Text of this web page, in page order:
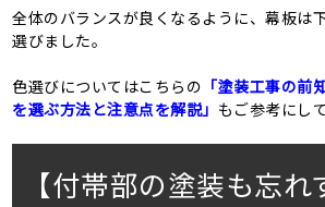
全体のバランスが良くなるように、幕板は
選びました。
色選びについてはこちらの 「塗装工事の前
を選ぶ方法と注意点を解説」 もご参考にし
【付帯部の塗装も忘れ